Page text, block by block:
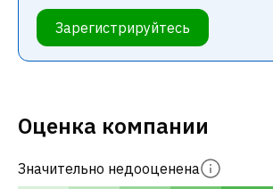
Зарегистрируйтесь
Оценка компании
Значительно недооценена